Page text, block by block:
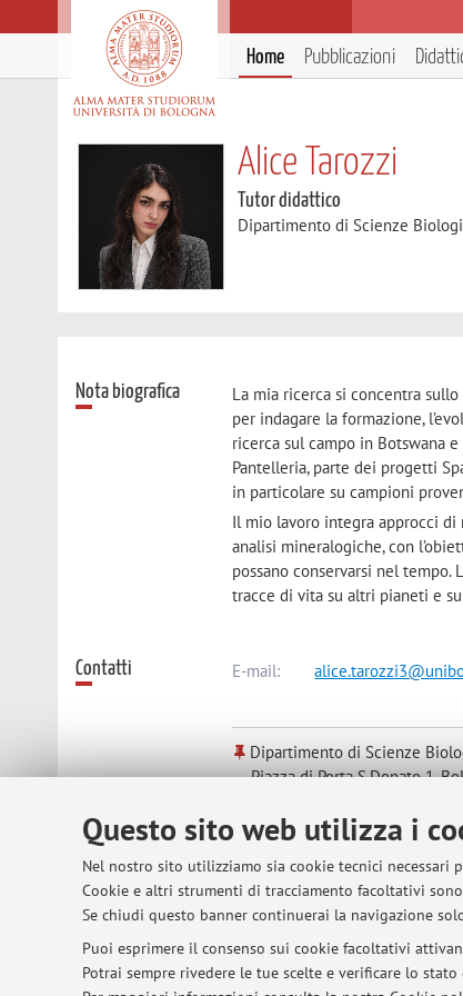
Questo sito web utilizza i
Nel nostro sito utilizziamo sia cookie tecnici
Cookie e altri strumenti di tracciamento facoltativi
Se chiudi questo banner continuerai la navigazione
Puoi esprimere il consenso sui cookie facoltativi
Potrai sempre rivedere le tue scelte e verificare lo
Home Pubblicazioni
Alice Tarozzi
Tutor didattico
Dipartimento di Scienze
Nota biografica
La mia ricerca si concentra
per indagare la formazione,
ricerca sul campo in Botswana
Pantelleria, parte dei progetti
in particolare su campioni
Il mio lavoro integra approcci di
analisi mineralogiche, con
possano conservarsi nel
tracce di vita su altri pianeti e
Contatti E-mail:
Dipartimento di Scienze
Piazza di Porta S.Donato 1,
© 2026 - ALMA MATER